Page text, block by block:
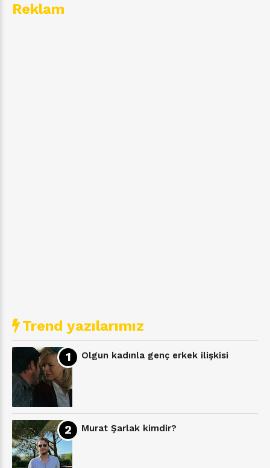
Reklam
Trend yazılarımız
Olgun kadınla genç erkek ilişkisi
Murat Şarlak kimdir?